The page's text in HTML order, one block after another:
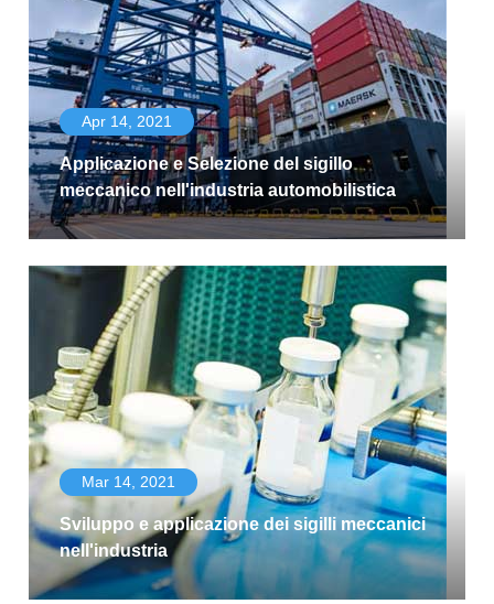
Apr 14, 2021
Applicazione e Selezione del sigillo
meccanico nell'industria automobilistica
Mar 14, 2021
Sviluppo e applicazione dei sigilli meccanici
nell'industria